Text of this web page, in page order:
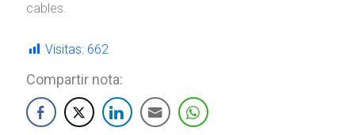
cables.
Visitas: 662
Compartir nota: